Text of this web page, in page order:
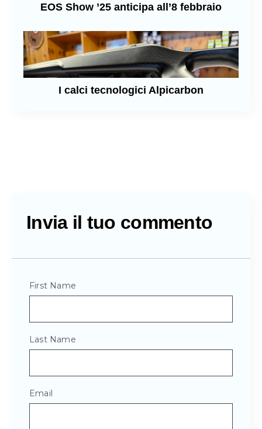
EOS Show ’25 anticipa all’8 febbraio
I calci tecnologici Alpicarbon
Invia il tuo commento
First Name
Last Name
Email